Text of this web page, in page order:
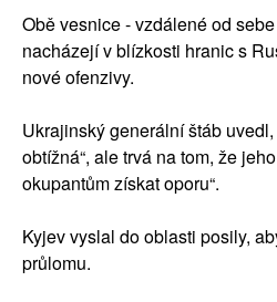
Obě vesnice - vzdálené od
nacházejí v blízkosti hranic s
nové ofenzivy.
Ukrajinský generální štáb
obtížná“, ale trvá na tom, že
okupantům získat oporu“.
Kyjev vyslal do oblasti posily,
průlomu.